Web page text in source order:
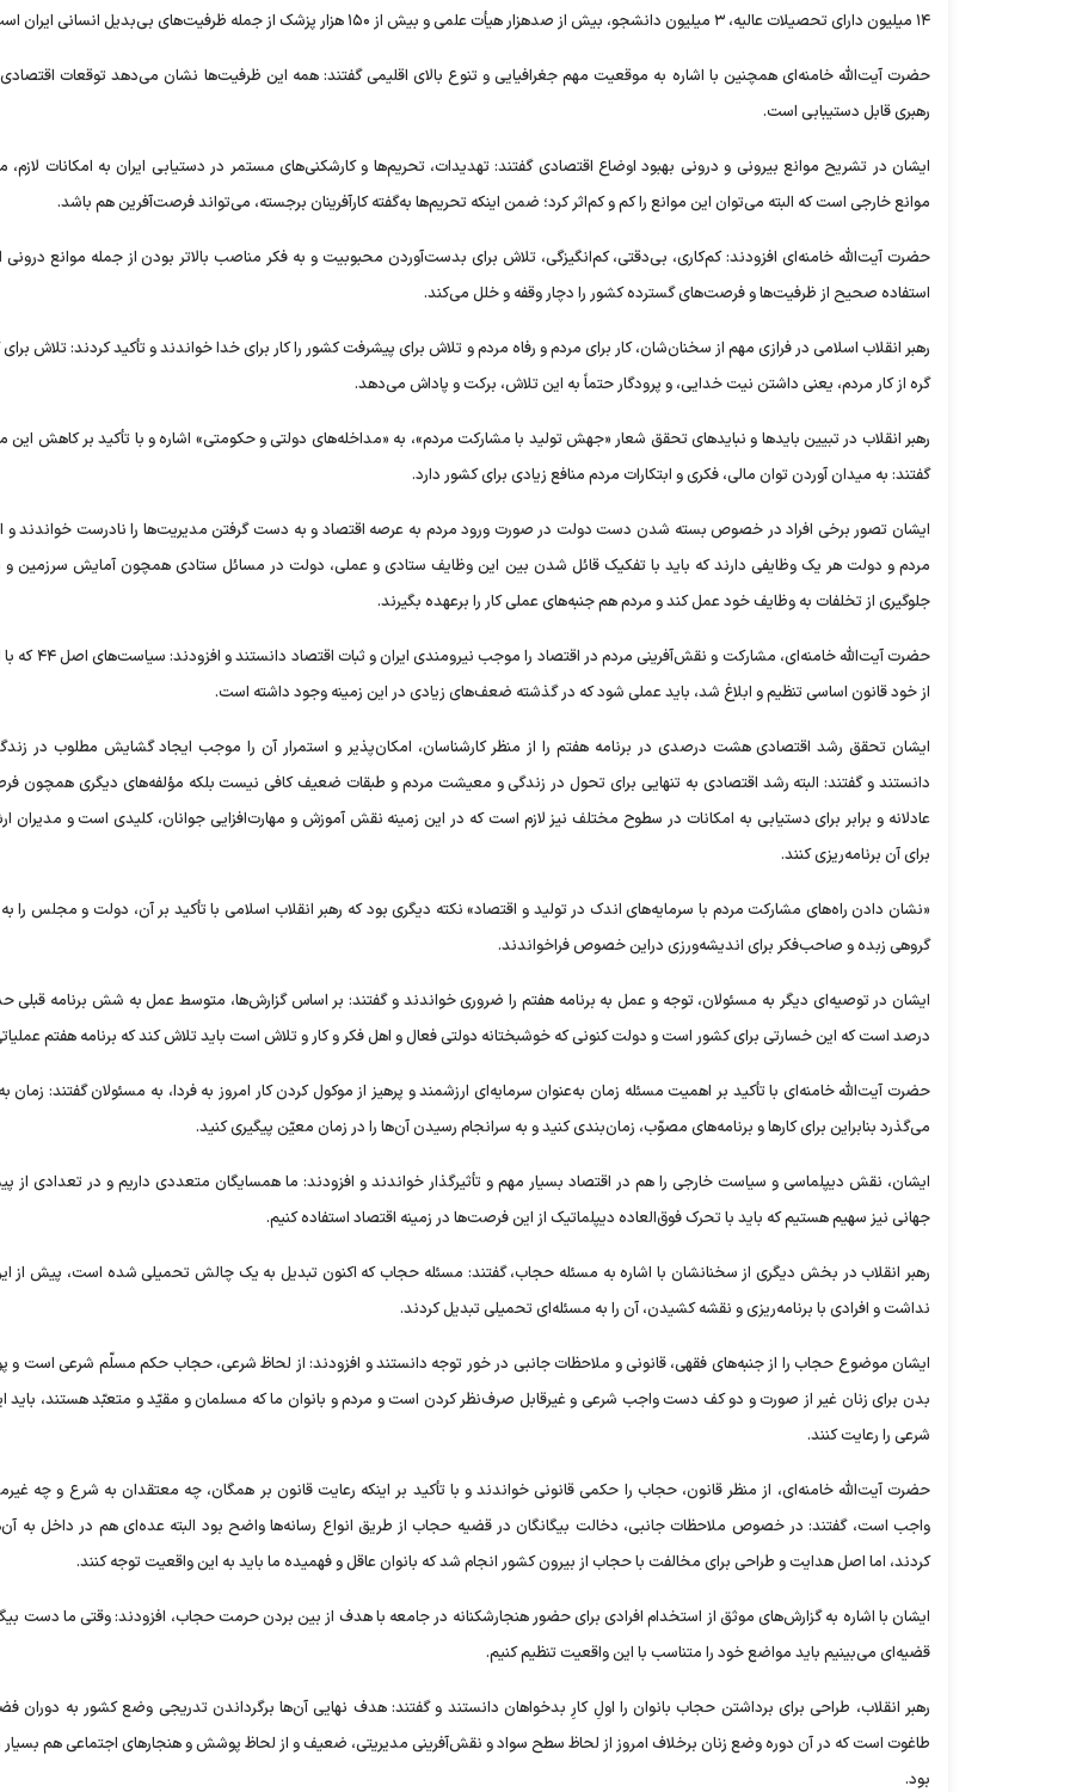
۱۴ میلیون دارای تحصیلات عالیه، ۳ میلیون دانشجو، بیش از صدهزار هیأت علمی و بیش از ۱۵۰ هزار پزشک از جمله ظرفیت‌های بی‌بدیل انسانی ایران است.
حضرت آیت‌الله خامنه‌ای همچنین با اشاره به موقعیت مهم جغرافیایی و تنوع بالای اقلیمی گفتند: همه این ظرفیت‌ها نشان می‌دهد توقعات
رهبری قابل دستیبابی است.
ایشان در تشریح موانع بیرونی و درونی بهبود اوضاع اقتصادی گفتند: تهدیدات، تحریم‌ها و کارشکنی‌های مستمر در دستیابی ایران به امکانات لازم،
موانع خارجی است که البته می‌توان این موانع را کم و کم‌اثر کرد؛ ضمن اینکه تحریم‌ها به‌گفته کارآفرینان برجسته، می‌تواند فرصت‌آفرین هم باشد.
حضرت آیت‌الله خامنه‌ای افزودند: کم‌کاری، بی‌دقتی، کم‌انگیزگی، تلاش برای بدست‌آوردن محبوبیت و به فکر مناصب بالاتر بودن از جمله موانع
استفاده صحیح از ظرفیت‌ها و فرصت‌های گسترده کشور را دچار وقفه و خلل می‌کند.
رهبر انقلاب اسلامی در فرازی مهم از سخنان‌شان، کار برای مردم و رفاه مردم و تلاش برای پیشرفت کشور را کار برای خدا خواندند و تأکید کردند: تلاش
گره از کار مردم، یعنی داشتن نیت خدایی، و پرودگار حتماً به این تلاش، برکت و پاداش می‌دهد.
رهبر انقلاب در تبیین باید‌ها و نباید‌های تحقق شعار «جهش تولید با مشارکت مردم»، به «مداخله‌های دولتی و حکومتی» اشاره و با تأکید بر کاهش این
گفتند: به میدان آوردن توان مالی، فکری و ابتکارات مردم منافع زیادی برای کشور دارد.
ایشان تصور برخی افراد در خصوص بسته شدن دست دولت در صورت ورود مردم به عرصه اقتصاد و به دست گرفتن مدیریت‌ها را نادرست خواندند و
مردم و دولت هر یک وظایفی دارند که باید با تفکیک قائل شدن بین این وظایف ستادی و عملی، دولت در مسائل ستادی همچون آمایش سرزمین و
جلوگیری از تخلفات به وظایف خود عمل کند و مردم هم جنبه‌های عملی کار را برعهده بگیرند.
حضرت آیت‌الله خامنه‌ای، مشارکت و نقش‌آفرینی مردم در
از خود قانون اساسی تنظیم و ابلاغ شد، باید عملی شود که در گذشته ضعف‌های زیادی در این زمینه وجود داشته است.
ایشان تحقق رشد اقتصادی هشت درصدی در برنامه هفتم را از منظر کارشناسان، امکان‌پذیر و استمرار آن را موجب ایجاد گشایش مطلوب در
دانستند و گفتند: البته رشد اقتصادی به تنهایی برای تحول در زندگی و معیشت مردم و طبقات ضعیف کافی نیست بلکه مؤلفه‌های دیگری همچون
عادلانه و برابر برای دستیابی به امکانات در سطوح مختلف نیز لازم است که در این زمینه نقش آموزش و مهارت‌افزایی جوانان، کلیدی است و مدیران
برای آن برنامه‌ریزی کنند.
«نشان دادن راه‌های مشارکت مردم با سرمایه‌های اندک در تولید و اقتصاد» نکته دیگری بود که رهبر انقلاب اسلامی با تأکید بر آن، دولت و مجلس را
گروهی زبده و صاحب‌فکر برای اندیشه‌ورزی دراین خصوص فراخواندند.
درصد است که این خسارتی برای کشور است و دولت کنونی که خوشبختانه دولتی فعال و اهل فکر و کار و تلاش است باید تلاش کند که برنامه هفتم
حضرت آیت‌الله خامنه‌ای با تأکید بر اهمیت مسئله زمان به‌عنوان سرمایه‌ای ارزشمند و پرهیز از موکول کردن کار امروز به فردا، به مسئولان گفتند:
می‌گذرد بنابراین برای کار‌ها و برنامه‌های مصوّب، زمان‌بندی کنید و به سرانجام رسیدن آن‌ها را در زمان معیّن پیگیری کنید.
ایشان، نقش دیپلماسی و سیاست خارجی را هم در اقتصاد بسیار مهم و تأثیرگذار خواندند و افزودند: ما همسایگان متعددی داریم و در تعدادی از
جهانی نیز سهیم هستیم که باید با تحرک فوق‌العاده دیپلماتیک از این فرصت‌ها در زمینه اقتصاد استفاده کنیم.
رهبر انقلاب در بخش دیگری از سخنانشان با اشاره به مسئله حجاب، گفتند: مسئله حجاب که اکنون تبدیل به یک چالش تحمیلی شده است، پیش از
نداشت و افرادی با برنامه‌ریزی و نقشه کشیدن، آن را به مسئله‌ای تحمیلی تبدیل کردند.
ایشان موضوع حجاب را از جنبه‌های فقهی، قانونی و ملاحظات جانبی در خور توجه دانستند و افزودند: از لحاظ شرعی، حجاب حکم مسلّم شرعی است و
بدن برای زنان غیر از صورت و دو کف دست واجب شرعی و غیرقابل صرف‌نظر کردن است و مردم و بانوان ما که مسلمان و مقیّد و متعبّد هستند، باید
شرعی را رعایت کنند.
حضرت آیت‌الله خامنه‌ای، از منظر قانون، حجاب را حکمی قانونی خواندند و با تأکید بر اینکه رعایت قانون بر همگان، چه معتقدان به شرع و چه
واجب است، گفتند: در خصوص ملاحظات جانبی، دخالت بیگانگان در قضیه حجاب از طریق انواع رسانه‌ها واضح بود البته عده‌ای هم در داخل به
کردند، اما اصل هدایت و طراحی برای مخالفت با حجاب از بیرون کشور انجام شد که بانوان عاقل و فهمیده ما باید به این واقعیت توجه کنند.
ایشان با اشاره به گزارش‌های موثق از استخدام افرادی برای حضور هنجارشکنانه در جامعه با هدف از بین بردن حرمت حجاب، افزودند: وقتی ما دست
قضیه‌ای می‌بینیم باید مواضع خود را متناسب با این واقعیت تنظیم کنیم.
رهبر انقلاب، طراحی برای برداشتن حجاب بانوان را اولِ کارِ بدخواهان دانستند و گفتند: هدف نهایی آن‌ها برگرداندن تدریجی وضع کشور به دوران
طاغوت است که در آن دوره وضع زنان برخلاف امروز از لحاظ سطح سواد و نقش‌آفرینی مدیریتی، ضعیف و از لحاظ پوشش و هنجار‌های اجتماعی هم
بود.